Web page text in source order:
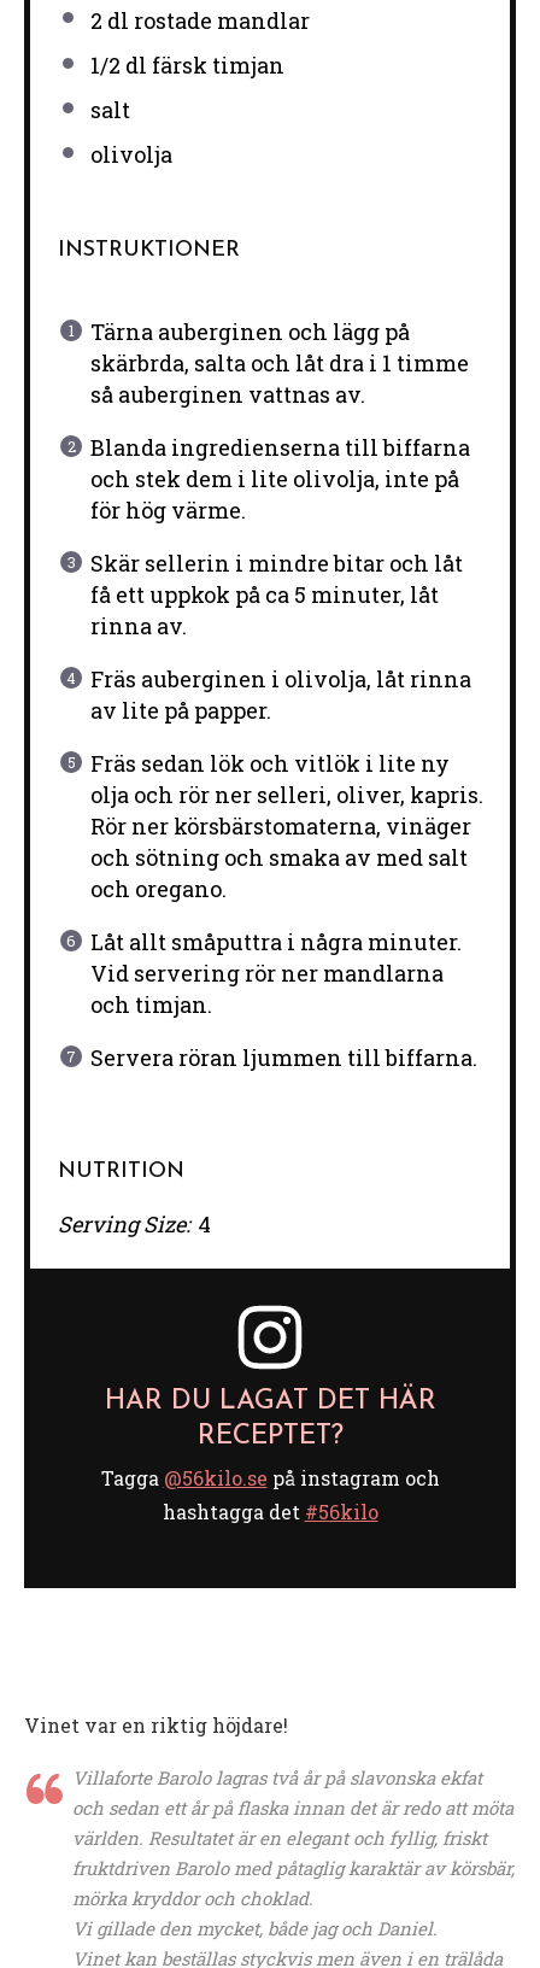
2 dl rostade mandlar
1/2 dl färsk timjan
salt
olivolja
INSTRUKTIONER
Tärna auberginen och lägg på
skärbrda, salta och låt dra i 1 timme
så auberginen vattnas av.
Blanda ingredienserna till biffarna
och stek dem i lite olivolja, inte på
för hög värme.
Skär sellerin i mindre bitar och låt
få ett uppkok på ca 5 minuter, låt
rinna av.
Fräs auberginen i olivolja, låt rinna
av lite på papper.
Fräs sedan lök och vitlök i lite ny
olja och rör ner selleri, oliver, kapris.
Rör ner körsbärstomaterna, vinäger
och sötning och smaka av med salt
och oregano.
Låt allt småputtra i några minuter.
Vid servering rör ner mandlarna
och timjan.
Servera röran ljummen till biffarna.
NUTRITION
Serving Size: 4
HAR DU LAGAT DET HÄR
RECEPTET?
Tagga @56kilo.se på instagram och
hashtagga det #56kilo
Vinet var en riktig höjdare!
Villaforte Barolo lagras två år på slavonska ekfat
och sedan ett år på flaska innan det är redo att möta
världen. Resultatet är en elegant och fyllig, friskt
fruktdriven Barolo med påtaglig karaktär av körsbär,
mörka kryddor och choklad.
Vi gillade den mycket, både jag och Daniel.
Vinet kan beställas styckvis men även i en trälåda